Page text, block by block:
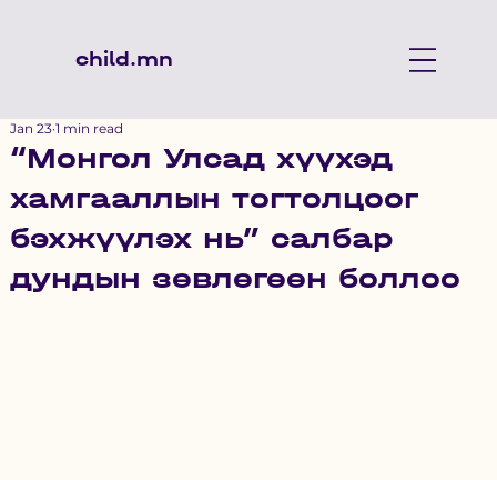
child.mn
“Монгол Улсад хүүхэд
хамгааллын тогтолцоог
бэхжүүлэх нь” салбар
дундын зөвлөгөөн боллоо
Jan 23 1 min read